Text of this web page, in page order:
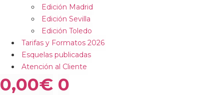
Edición Madrid
Edición Sevilla
Edición Toledo
Tarifas y Formatos 2026
Esquelas publicadas
Atención al Cliente
0,00€ 0